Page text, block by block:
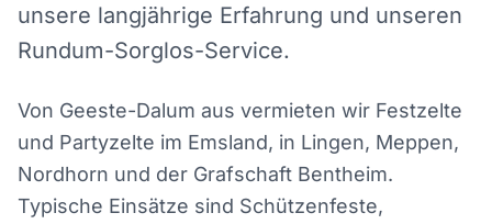
unsere langjährige Erfahrung und unseren
Rundum-Sorglos-Service.
Von Geeste-Dalum aus vermieten wir Festzelte
und Partyzelte im Emsland, in Lingen, Meppen,
Nordhorn und der Grafschaft Bentheim.
Typische Einsätze sind Schützenfeste,